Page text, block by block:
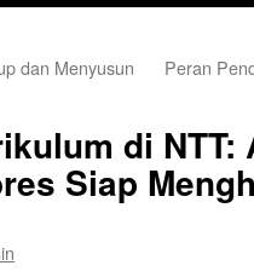
dan Menyusun
Peran
di NTT:
Siap